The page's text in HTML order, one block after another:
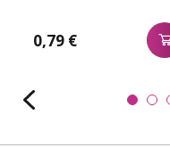
0,79 €